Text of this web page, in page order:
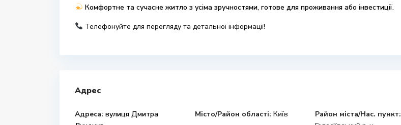
Комфортне та сучасне житло з усіма зручностями, готове для проживання або інвестиції.
Телефонуйте для перегляду та детальної інформації!
Адрес
Адреса: вулиця Дмитра
Місто/Район області: Київ
Район міста/Нас. пункт: